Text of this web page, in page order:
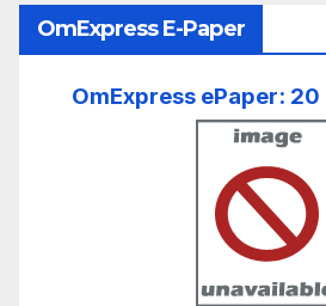
OmExpress E-Paper
OmExpress ePaper: